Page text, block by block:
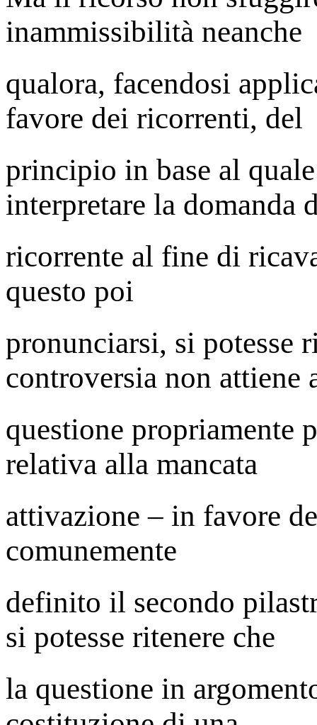
inammissibilità neanche
qualora, facendosi
favore dei ricorrenti, del
principio in base al
interpretare la domanda
ricorrente al fine di
questo poi
pronunciarsi, si potesse
controversia non attiene
questione propriamente
relativa alla mancata
attivazione – in favore
comunemente
definito il secondo
si potesse ritenere che
la questione in